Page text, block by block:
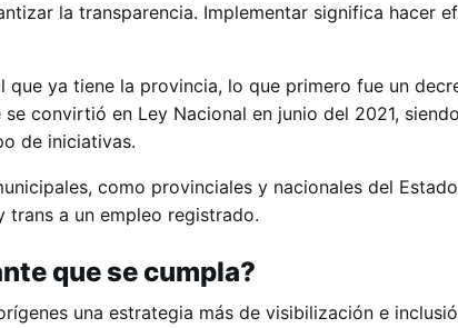
la transparencia. Implementar significa hacer
que ya tiene la provincia, lo que primero fue un
convirtió en Ley Nacional en junio del 2021,
de iniciativas.
como provinciales y nacionales del
trans a un empleo registrado.
que se cumpla?
una estrategia más de visibilización e